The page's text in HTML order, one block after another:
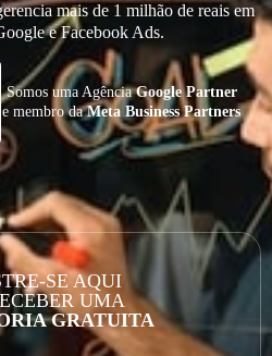
mais de 1 milhão de reais em
e Facebook Ads.
Somos uma AgênciaGoogle Partner
e membro daMeta Business Partners
SE AQUI
UMA
GRATUITA